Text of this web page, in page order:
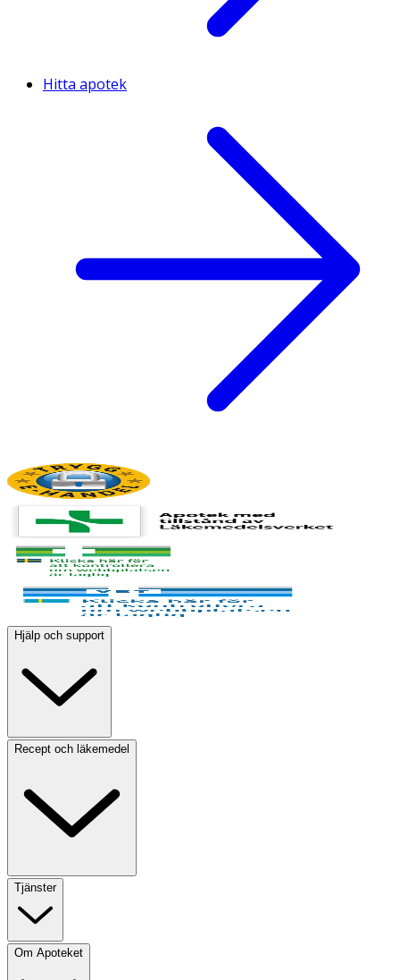
Hitta apotek
Hjälp och support
Recept och läkemedel
Tjänster
Om Apoteket